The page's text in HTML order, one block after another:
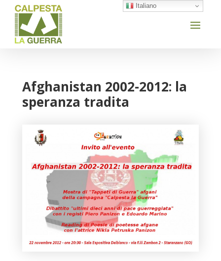
Afghanistan 2002-2012: la
speranza tradita
Italiano